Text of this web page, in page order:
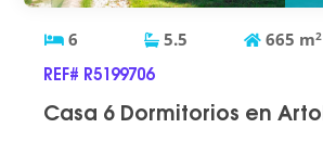
6 5.5 665 m2
REF# R5199706
Casa 6 Dormitorios en